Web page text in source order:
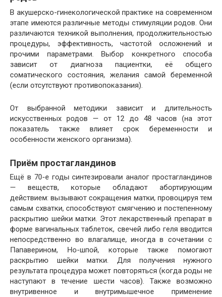
В акушерско-гинекологической практике на современном
этапе имеются различные методы стимуляции родов. Они
различаются техникой выполнения, продолжительностью
процедуры, эффективность, частотой осложнений и
прочими параметрами. Выбор конкретного способа
зависит от диагноза пациентки, её общего
соматического состояния, желания самой беременной
(если отсутствуют противопоказания).
От выбранной методики зависит и длительность
искусственных родов — от 12 до 48 часов (на этот
показатель также влияет срок беременности и
особенности женского организма).
Приём простагландинов
Ещё в 70-е годы синтезировали аналог простагландинов
— веществ, которые обладают абортирующим
действием: вызывают сокращения матки, провоцируя тем
самым схватки, способствуют смягчению и постепенному
раскрытию шейки матки. Этот лекарственный препарат в
форме вагинальных таблеток, свечей либо геля вводится
непосредственно во влагалище, иногда в сочетании с
Папаверином, Но-шпой, которые также помогают
раскрытию шейки матки. Для получения нужного
результата процедура может повторяться (когда роды не
наступают в течение шести часов). Также возможно
внутривенное и внутримышечное применение